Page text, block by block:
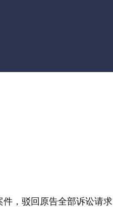
，驳回原告全部诉讼请求